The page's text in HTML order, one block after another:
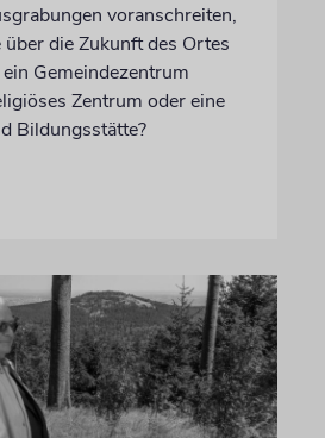
voranschreiten,
die Zukunft des Ortes
Gemeindezentrum
Zentrum oder eine
Bildungsstätte?